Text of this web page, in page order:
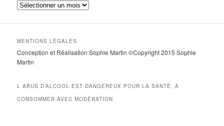
A
c
i
v
e
MENTIONS LÉGALES
Conception et Réalisation Sophie Martin ©Copyright 2015 Sophie
Martin
L ABUS D’ALCOOL EST DANGEREUX POUR LA SANTÉ, À
CONSOMMER AVEC MODÉRATION